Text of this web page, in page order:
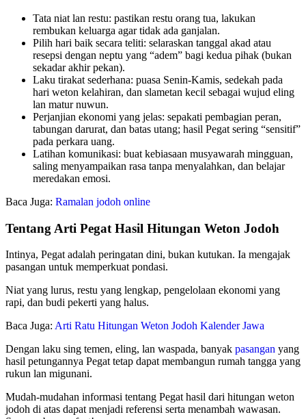
Tata niat lan restu: pastikan restu orang tua, lakukan
rembukan keluarga agar tidak ada ganjalan.
Pilih hari baik secara teliti: selaraskan tanggal akad atau
resepsi dengan neptu yang “adem” bagi kedua pihak (bukan
sekadar akhir pekan).
Laku tirakat sederhana: puasa Senin-Kamis, sedekah pada
hari weton kelahiran, dan slametan kecil sebagai wujud eling
lan matur nuwun.
Perjanjian ekonomi yang jelas: sepakati pembagian peran,
tabungan darurat, dan batas utang; hasil Pegat sering “sensitif”
pada perkara uang.
Latihan komunikasi: buat kebiasaan musyawarah mingguan,
saling menyampaikan rasa tanpa menyalahkan, dan belajar
meredakan emosi.
Baca Juga: Ramalan jodoh online
Tentang Arti Pegat Hasil Hitungan Weton Jodoh
Intinya, Pegat adalah peringatan dini, bukan kutukan. Ia mengajak
pasangan untuk memperkuat pondasi.
Niat yang lurus, restu yang lengkap, pengelolaan ekonomi yang
rapi, dan budi pekerti yang halus.
Baca Juga: Arti Ratu Hitungan Weton Jodoh Kalender Jawa
Dengan laku sing temen, eling, lan waspada, banyak pasangan yang
hasil petungannya Pegat tetap dapat membangun rumah tangga yang
rukun lan migunani.
Mudah-mudahan informasi tentang Pegat hasil dari hitungan weton
jodoh di atas dapat menjadi referensi serta menambah wawasan.